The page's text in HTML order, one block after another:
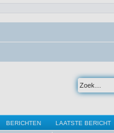
BERICHTEN LAATSTE BERICHT